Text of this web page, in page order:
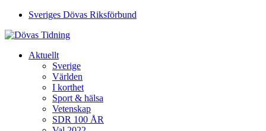
Sveriges Dövas Riksförbund
Aktuellt
Sverige
Världen
I korthet
Sport & hälsa
Vetenskap
SDR 100 ÅR